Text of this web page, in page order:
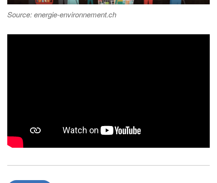
Source: energie-environnement.ch